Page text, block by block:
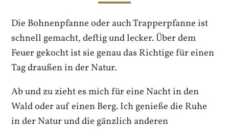
Die Bohnenpfanne oder auch Trapperpfanne ist
schnell gemacht, deftig und lecker. Über dem
Feuer gekocht ist sie genau das Richtige für einen
Tag draußen in der Natur.
Ab und zu zieht es mich für eine Nacht in den
Wald oder auf einen Berg. Ich genieße die Ruhe
in der Natur und die gänzlich anderen